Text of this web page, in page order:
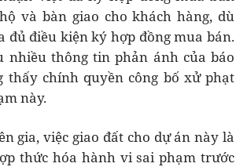
và bàn giao cho khách hàng, dù
đủ điều kiện ký hợp đồng mua bán.
nhiều thông tin phản ánh của báo
thấy chính quyền công bố xử phạt
này.
gia, việc giao đất cho dự án này là
thức hóa hành vi sai phạm trước